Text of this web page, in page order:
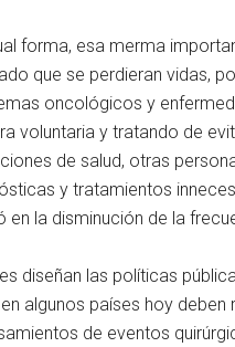
forma, esa merma
que se perdieran vidas,
oncológicos y
voluntaria y tratando de
de salud, otras
y tratamientos
en la disminución de la
diseñan las políticas
algunos países hoy
de eventos